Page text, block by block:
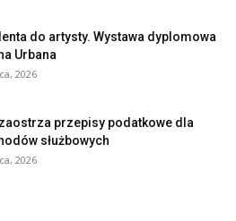
do artysty. Wystawa dyplomowa
Urbana
2026
przepisy podatkowe dla
służbowych
2026